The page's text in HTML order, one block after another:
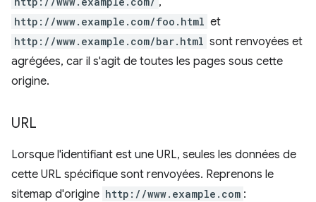
http://www.example.com/foo.html et
http://www.example.com/bar.html sont renvoyées et
agrégées, car il s'agit de toutes les pages sous cette
origine.
URL
Lorsque l'identifiant est une URL, seules les données de
cette URL spécifique sont renvoyées. Reprenons le
sitemap d'origine http://www.example.com :